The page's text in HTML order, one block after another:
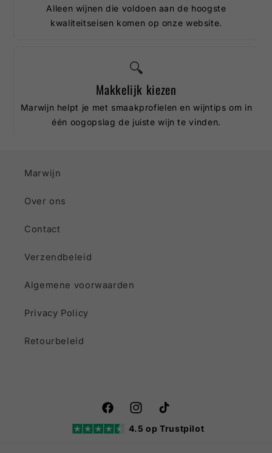
Alleen wijnen die voldoen aan de hoogste
kwaliteitseisen komen op onze website.
🔍
Makkelijk kiezen
Marwijn helpt je met smaakprofielen en wijntips om in
één oogopslag de juiste wijn te vinden.
Marwijn
Over ons
Contact
Verzendbeleid
Algemene voorwaarden
Privacy Policy
Retourbeleid
FacebookInstagramTikTok
4.5 op Trustpilot